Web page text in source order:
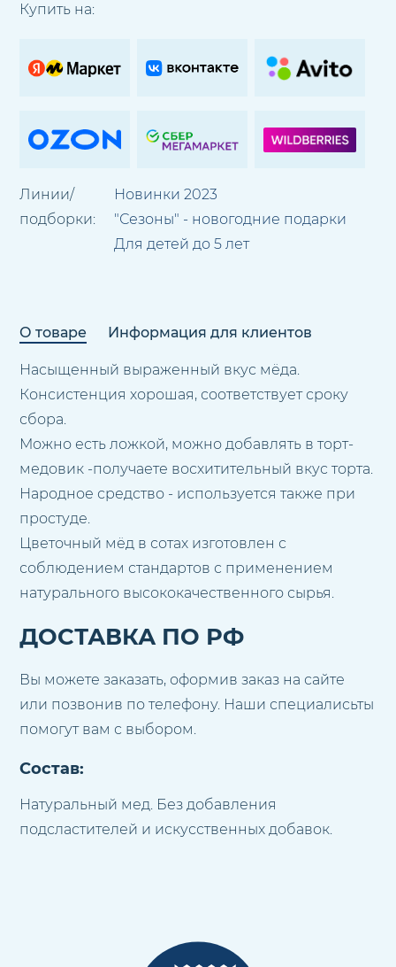
Купить на:
Линии/
подборки:
Новинки 2023
"Сезоны" - новогодние подарки
Для детей до 5 лет
О товаре Информация для клиентов
Насыщенный выраженный вкус мёда.
Консистенция хорошая, соответствует сроку
сбора.
Можно есть ложкой, можно добавлять в торт-
медовик -получаете восхитительный вкус торта.
Народное средство - используется также при
простуде.
Цветочный мёд в сотах изготовлен с
соблюдением стандартов с применением
натурального высококачественного сырья.
ДОСТАВКА ПО РФ
Вы можете заказать, оформив заказ на сайте
или позвонив по телефону. Наши специалисьты
помогут вам с выбором.
Состав:
Натуральный мед. Без добавления
подсластителей и искусственных добавок.